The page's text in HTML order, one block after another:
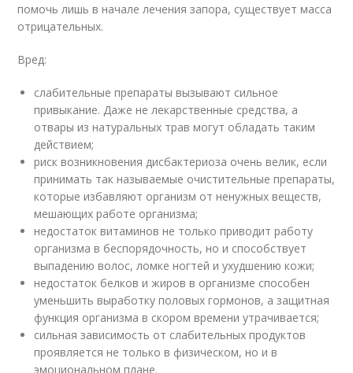
помочь лишь в начале лечения запора, существует масса
отрицательных.
Вред:
слабительные препараты вызывают сильное
привыкание. Даже не лекарственные средства, а
отвары из натуральных трав могут обладать таким
действием;
риск возникновения дисбактериоза очень велик, если
принимать так называемые очистительные препараты,
которые избавляют организм от ненужных веществ,
мешающих работе организма;
недостаток витаминов не только приводит работу
организма в беспорядочность, но и способствует
выпадению волос, ломке ногтей и ухудшению кожи;
недостаток белков и жиров в организме способен
уменьшить выработку половых гормонов, а защитная
функция организма в скором времени утрачивается;
сильная зависимость от слабительных продуктов
проявляется не только в физическом, но и в
эмоциональном плане.